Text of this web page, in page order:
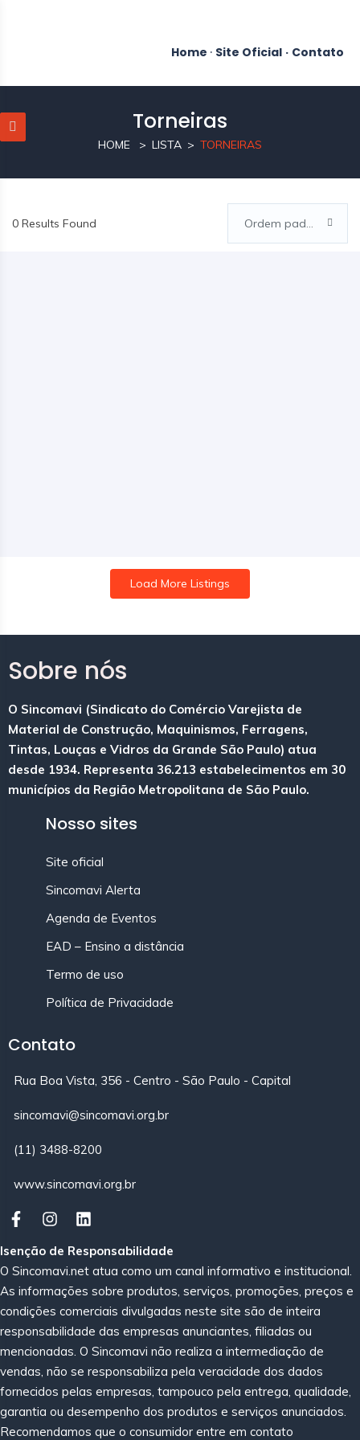
Home · Site Oficial · Contato
Torneiras
HOME LISTA TORNEIRAS
0 Results Found Ordem padrão
Load More Listings
Sobre nós
O Sincomavi (Sindicato do Comércio Varejista de
Material de Construção, Maquinismos, Ferragens,
Tintas, Louças e Vidros da Grande São Paulo) atua
desde 1934. Representa 36.213 estabelecimentos em 30
municípios da Região Metropolitana de São Paulo.
Nosso sites
Site oficial
Sincomavi Alerta
Agenda de Eventos
EAD – Ensino a distância
Termo de uso
Política de Privacidade
Contato
Rua Boa Vista, 356 - Centro - São Paulo - Capital
sincomavi@sincomavi.org.br
(11) 3488-8200
www.sincomavi.org.br
Isenção de Responsabilidade
O Sincomavi.net atua como um canal informativo e institucional.
As informações sobre produtos, serviços, promoções, preços e
condições comerciais divulgadas neste site são de inteira
responsabilidade das empresas anunciantes, filiadas ou
mencionadas. O Sincomavi não realiza a intermediação de
vendas, não se responsabiliza pela veracidade dos dados
fornecidos pelas empresas, tampouco pela entrega, qualidade,
garantia ou desempenho dos produtos e serviços anunciados.
Recomendamos que o consumidor entre em contato